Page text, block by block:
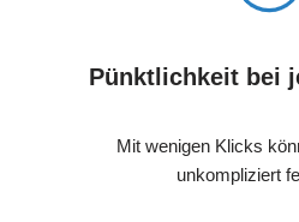
Pünktlichkeit bei
Mit wenigen Klicks
unkompliziert